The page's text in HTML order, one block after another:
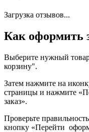
Загрузка отзывов...
Как оформить
Выберите нужный
корзину".
Затем нажмите на
страницы и нажмите
заказ».
Проверьте
кнопку «Перейти